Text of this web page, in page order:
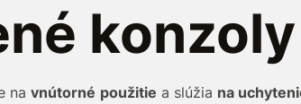
konzoly
na vnútorné použitie a slúžia na